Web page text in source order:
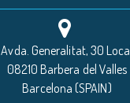
Avda. Generalitat, 30 Local
08210 Barbera del Valles
Barcelona (SPAIN)